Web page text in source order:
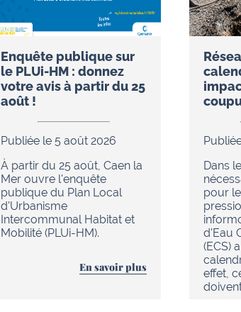
Enquête publique sur
le PLUi-HM : donnez
votre avis à partir du 25
août !
Publiée le 5 août 2026
À partir du 25 août, Caen la
Mer ouvre l'enquête
publique du Plan Local
d'Urbanisme
Intercommunal Habitat et
Mobilité (PLUi-HM).
En savoir plus
Dans
pour
d'Eau
(ECS)
effet,